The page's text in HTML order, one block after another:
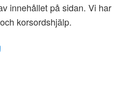
innehållet på sidan. Vi har
korsordshjälp.